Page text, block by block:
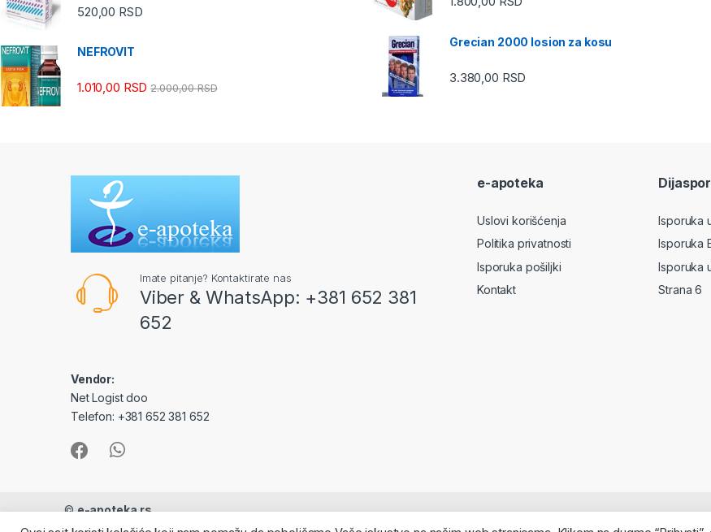
520,00 RSD
NEFROVIT
1.010,00 RSD 2.000,00RSD
Grecian 2000 losion za kosu
3.380,00 RSD
Imate pitanje? Kontaktirate nas
Viber & WhatsApp: +381 652 381
652
Vendor:
Net Logist doo
Telefon: +381 652 381 652
e-apoteka
Uslovi korišćenja
Politika privatnosti
Isporuka pošiljki
Kontakt
Isporuka
Isporuka
Isporuka
Strana 6
©e-apoteka.rs